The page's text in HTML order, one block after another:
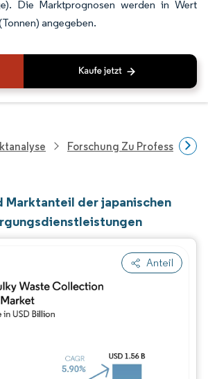
Die Marktprognosen werden in Wert
angegeben.
Forschung Zu
Marktanteil der japanischen
Anteil